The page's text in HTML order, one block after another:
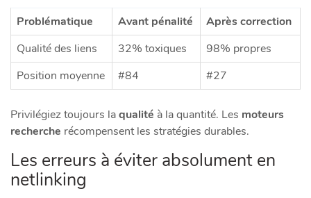
Problématique Avant pénalité
Après correction
Qualité des liens
32% toxiques
98% propres
Position moyenne
#84 #27
Privilégiez toujours laqualité à la quantité. Les moteurs
recherche récompensent les stratégies durables.
Les erreurs à éviter absolument en
netlinking